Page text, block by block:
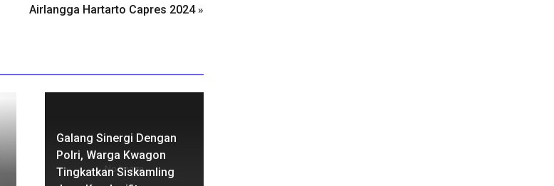
Airlangga Hartarto Capres 2024»
No Image
Galang Sinergi Dengan
Polri, Warga Kwagon
Tingkatkan Siskamling